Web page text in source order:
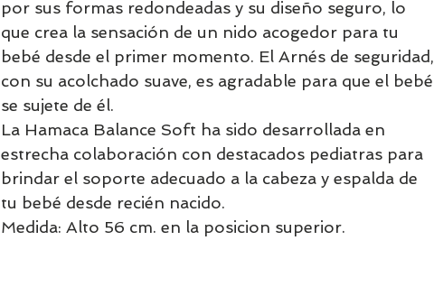
por sus formas redondeadas y su diseño seguro, lo
que crea la sensación de un nido acogedor para tu
bebé desde el primer momento. El Arnés de seguridad,
con su acolchado suave, es agradable para que el bebé
se sujete de él.
La Hamaca Balance Soft ha sido desarrollada en
estrecha colaboración con destacados pediatras para
brindar el soporte adecuado a la cabeza y espalda de
tu bebé desde recién nacido.
Medida: Alto 56 cm. en la posicion superior.